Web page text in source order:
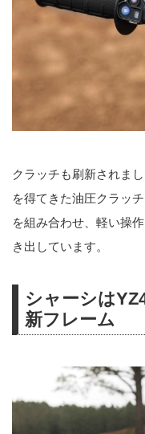
クラッチも刷新されま
を得てきた油圧クラッ
を組み合わせ、軽い操
き出しています。
シャーシは
新フレーム